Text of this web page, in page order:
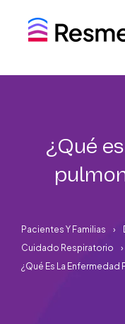
¿Qué
Pacientes Y Familias
Cuidado Respiratorio
¿Qué Es La Enfermedad